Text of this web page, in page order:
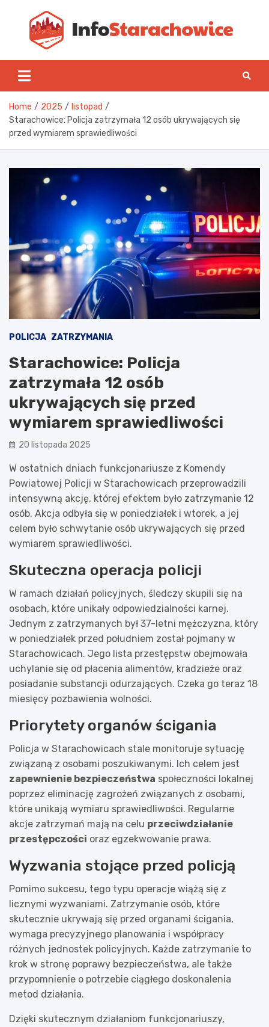
content
Home 2025
listopad
Starachowice: Policja zatrzymała 12 osób ukrywających się
przed wymiarem sprawiedliwości
POLICJA ZATRZYMANIA
Starachowice: Policja
zatrzymała 12 osób
ukrywających się przed
wymiarem sprawiedliwości
20 listopada 2025
W ostatnich dniach funkcjonariusze z Komendy
Powiatowej Policji w Starachowicach przeprowadzili
intensywną akcję, której efektem było zatrzymanie 12
osób. Akcja odbyła się w poniedziałek i wtorek, a jej
celem było schwytanie osób ukrywających się przed
wymiarem sprawiedliwości.
Skuteczna operacja policji
W ramach działań policyjnych, śledczy skupili się na
osobach, które unikały odpowiedzialności karnej.
Jednym z zatrzymanych był 37-letni mężczyzna, który
w poniedziałek przed południem został pojmany w
Starachowicach. Jego lista przestępstw obejmowała
uchylanie się od płacenia alimentów, kradzieże oraz
posiadanie substancji odurzających. Czeka go teraz 18
miesięcy pozbawienia wolności.
Priorytety organów ścigania
Policja w Starachowicach stale monitoruje sytuację
związaną z osobami poszukiwanymi. Ich celem jest
zapewnienie bezpieczeństwa społeczności lokalnej
poprzez eliminację zagrożeń związanych z osobami,
które unikają wymiaru sprawiedliwości. Regularne
akcje zatrzymań mają na celu przeciwdziałanie
przestępczości oraz egzekwowanie prawa.
Wyzwania stojące przed policją
Pomimo sukcesu, tego typu operacje wiążą się z
licznymi wyzwaniami. Zatrzymanie osób, które
skutecznie ukrywają się przed organami ścigania,
wymaga precyzyjnego planowania i współpracy
różnych jednostek policyjnych. Każde zatrzymanie to
krok w stronę poprawy bezpieczeństwa, ale także
przypomnienie o potrzebie ciągłego doskonalenia
metod działania.
Dzięki skutecznym działaniom funkcjonariuszy,